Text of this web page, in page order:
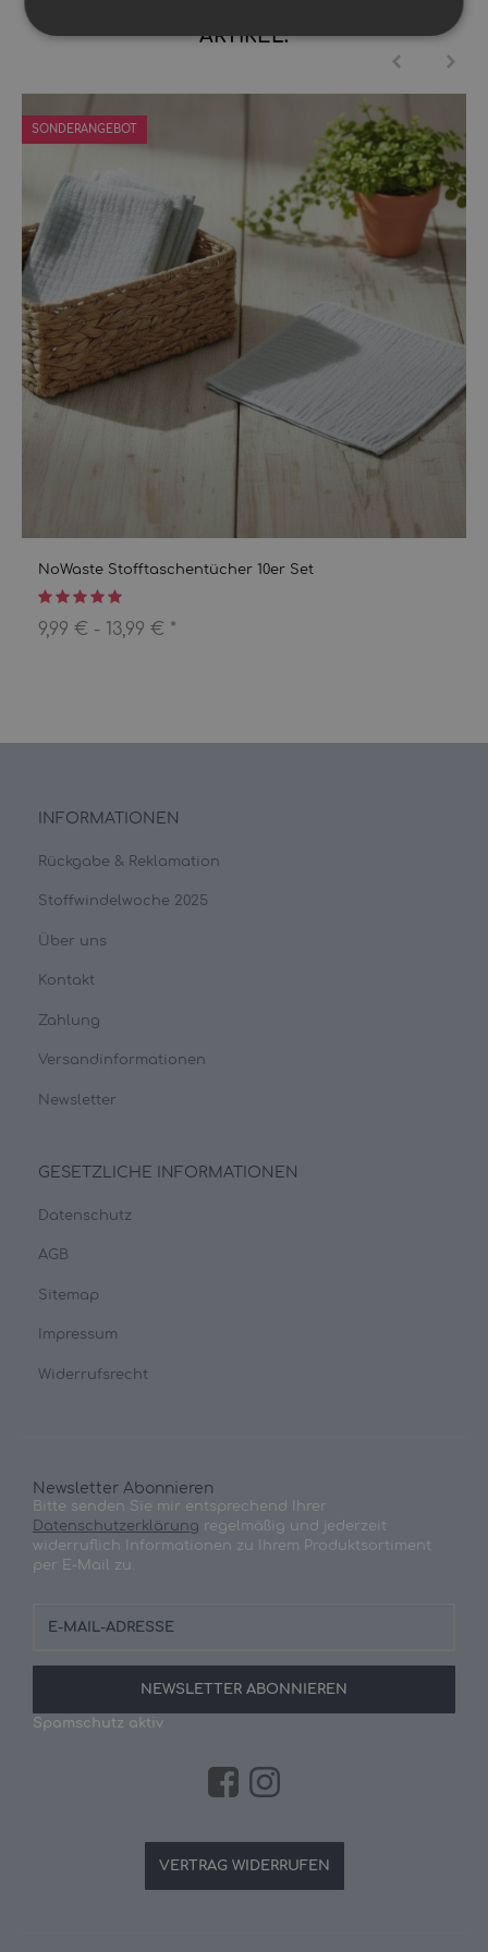
ARTIKEL:
SONDERANGEBOT
NoWaste Stofftaschentücher 10er Set
9,99 € - 13,99 € *
INFORMATIONEN
Rückgabe & Reklamation
Stoffwindelwoche 2025
Über uns
Kontakt
Zahlung
Versandinformationen
Newsletter
GESETZLICHE INFORMATIONEN
Datenschutz
AGB
Sitemap
Impressum
Widerrufsrecht
Newsletter Abonnieren
Bitte senden Sie mir entsprechend Ihrer
Datenschutzerklärung regelmäßig und jederzeit
widerruflich Informationen zu Ihrem Produktsortiment
per E-Mail zu.
Mail-
NEWSLETTER ABONNIEREN
Spamschutz aktiv
VERTRAG WIDERRUFEN